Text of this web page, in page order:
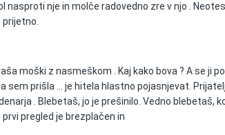
nasproti nje in molče radovedno zre v njo .
moški z nasmeškom . Kaj kako bova ? A se
sem prišla … je hitela hlastno pojasnjevat.
. Blebetaš, jo je prešinilo. Vedno blebetaš,
pregled je brezplačen in